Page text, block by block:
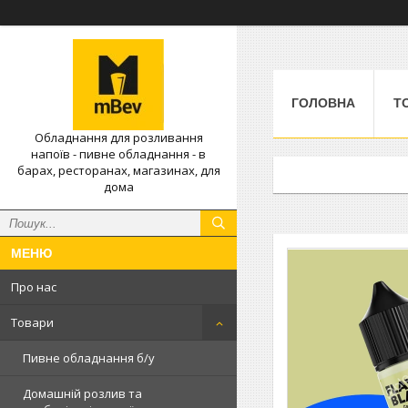
Обладнання для розливання
напоїв - пивне обладнання - в
барах, ресторанах, магазинах, для
дома
Про нас
Товари
Пивне обладнання б/у
Домашній розлив та
ГОЛОВНА